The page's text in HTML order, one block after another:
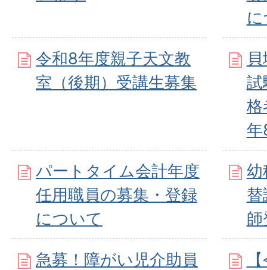
令和8年度親子天文教
室（後期）受講生募集
試
格
年
パートタイム会計年度
任用職員の募集・登録
について
幼
急募！障がい児介助員